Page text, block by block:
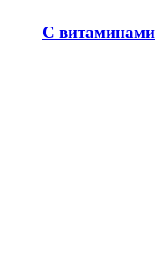
С витаминами